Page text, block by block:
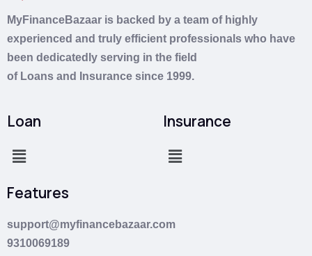
MyFinanceBazaar is backed by a team of highly
experienced and truly efficient professionals who have
been dedicatedly serving in the field
of Loans and Insurance since 1999.
Loan Insurance
Features
support@myfinancebazaar.com
9310069189